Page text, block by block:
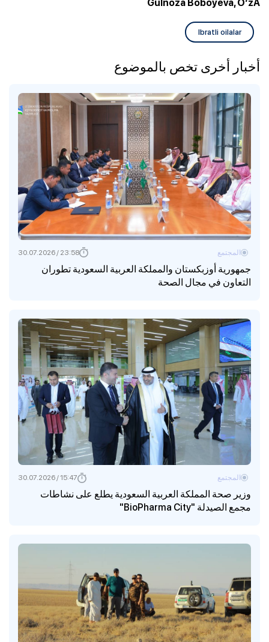
Gulnoza Boboyeva, O‘zA
Ibratli oilalar
أخبار أخرى تخص بالموضوع
جمهورية أوزبكستان والمملكة العربية السعودية تطوران
التعاون في مجال الصحة
المجتمع 23:58 / 30.07.2026
وزير صحة المملكة العربية السعودية يطلع على نشاطات
مجمع الصيدلة "BioPharma City"
المجتمع 15:47 / 30.07.2026